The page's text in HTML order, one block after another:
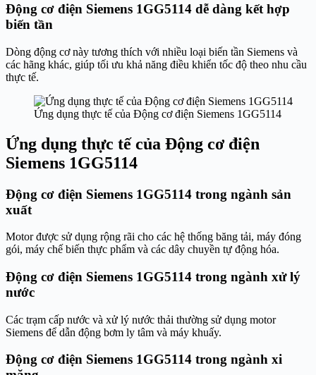
Động cơ điện Siemens 1GG5114 dễ dàng kết hợp
biến tần
Dòng động cơ này tương thích với nhiều loại biến tần Siemens và
các hãng khác, giúp tối ưu khả năng điều khiển tốc độ theo nhu cầu
thực tế.
Ứng dụng thực tế của Động cơ điện Siemens 1GG5114
Ứng dụng thực tế của Động cơ điện
Siemens 1GG5114
Động cơ điện Siemens 1GG5114 trong ngành sản
xuất
Motor được sử dụng rộng rãi cho các hệ thống băng tải, máy đóng
gói, máy chế biến thực phẩm và các dây chuyền tự động hóa.
Động cơ điện Siemens 1GG5114 trong ngành xử lý
nước
Các trạm cấp nước và xử lý nước thải thường sử dụng motor
Siemens để dẫn động bơm ly tâm và máy khuấy.
Động cơ điện Siemens 1GG5114 trong ngành xi